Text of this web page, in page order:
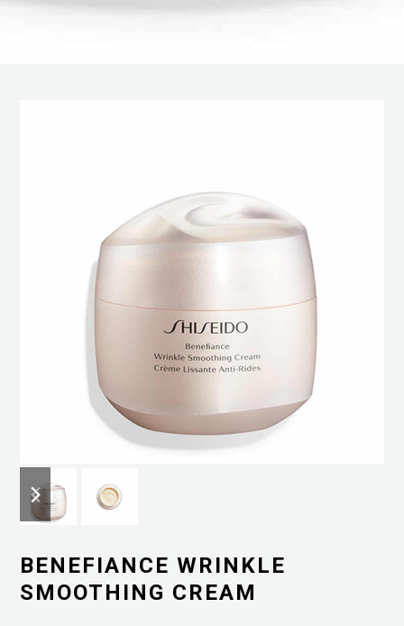
previous
slide
next
slide
BENEFIANCE WRINKLE
SMOOTHING CREAM